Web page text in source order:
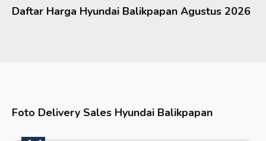
Daftar Harga Hyundai Balikpapan Agustus 2026
Foto Delivery Sales Hyundai Balikpapan